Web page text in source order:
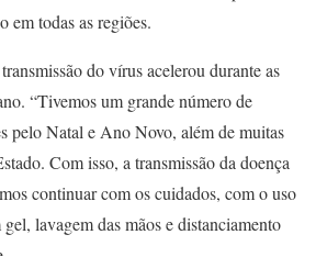
em todas as regiões.
do vírus acelerou durante as
“Tivemos um grande número de
pelo Natal e Ano Novo, além de muitas
Com isso, a transmissão da doença
continuar com os cuidados, com o uso
lavagem das mãos e distanciamento